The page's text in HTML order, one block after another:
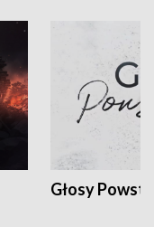
Głosy